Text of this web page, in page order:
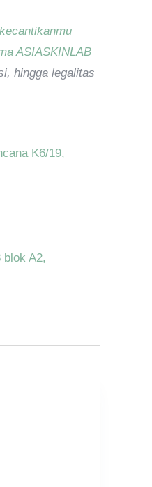
ASIASKINLAB
hingga legalitas
K6/19,
blok A2,